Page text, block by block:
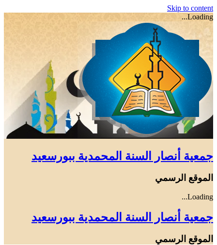
Skip to content
Loading...
جمعية أنصار السنة المحمدية ببورسعيد
الموقع الرسمي
Loading...
جمعية أنصار السنة المحمدية ببورسعيد
الموقع الرسمي